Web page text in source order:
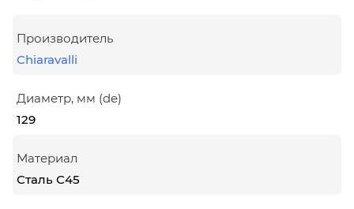
Производитель
Chiaravalli
Диаметр, мм (de)
129
Материал
Сталь С45